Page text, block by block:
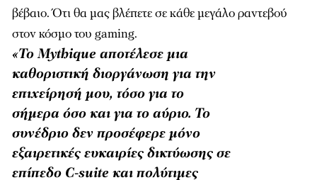
βέβαιο. Ότι θα μας βλέπετε σε κάθε μεγάλο ραντεβού
στον κόσμο του gaming.
«Το Mythique αποτέλεσε μια
καθοριστική διοργάνωση για την
επιχείρησή μου, τόσο για το
σήμερα όσο και για το αύριο. Το
συνέδριο δεν προσέφερε μόνο
εξαιρετικές ευκαιρίες δικτύωσης σε
επίπεδο C-suite και πολύτιμες